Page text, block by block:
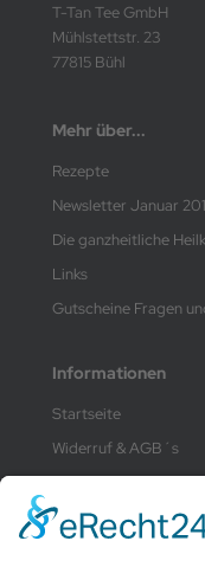
T-Tan Tee GmbH
Mühlstettstr. 23
77815 Bühl
Mehr über...
Rezepte
Newsletter Januar
Die ganzheitliche
Links
Gutscheine Fragen
Informationen
Startseite
Widerruf & AGB´s
Liefer- und
Datenschutz